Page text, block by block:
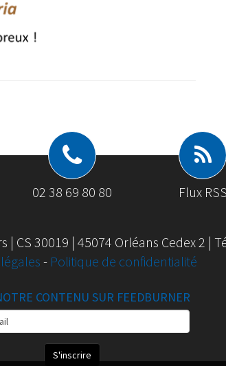
02 38 69 80 80 Flux
| CS 30019 | 45074 Orléans Cedex 2 |
- Politique de confidentialité
CONTENU SUR FEEDBURNER
S'inscrire